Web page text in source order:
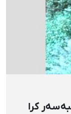
کرا